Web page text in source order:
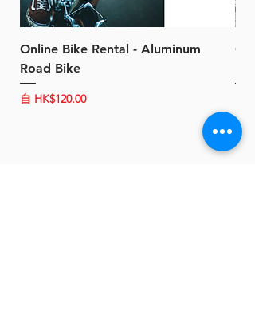
Online Bike Rental - Aluminum
Road Bike
自 HK$120.00
促銷價格